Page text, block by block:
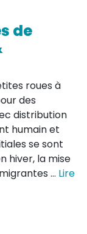
de
roues à
des
distribution
humain et
se sont
hiver, la mise
… Lire